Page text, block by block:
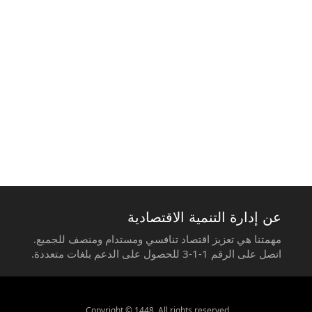
عن إدارة التنمية الاقتصادية
مهمتنا هي تعزيز اقتصاد تنافسي ومستدام ومنصف للجميع.
اتصل على الرقم 1-1-3 للحصول على الدعم بلغات متعددة.